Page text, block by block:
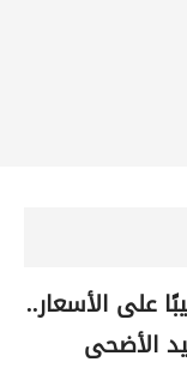
على الأسعار..
الأضحى